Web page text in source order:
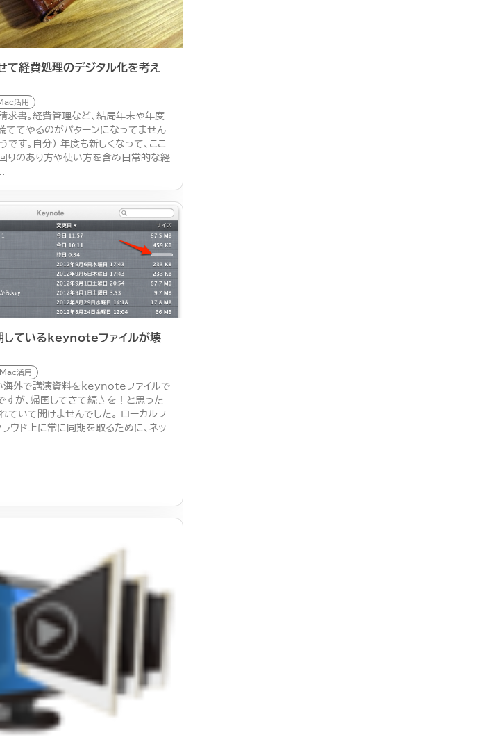
て経費処理のデジタル化を考え
活用
求書。経費管理など、結局年末や年度
ててやるのがパターンになってません
です。自分） 年度も新しくなって、ここ
りのあり方や使い方を含め日常的な経
ているkeynoteファイルが壊
Mac活用
海外で講演資料をkeynoteファイルで
すが、帰国してさて続きを！と思った
ていて開けませんでした。 ローカルフ
ウド上に常に同期を取るために、ネッ